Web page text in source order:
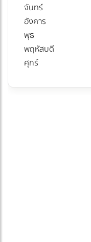
จันทร์
อังคาร
พุธ
พฤหัสบดี
ศุกร์